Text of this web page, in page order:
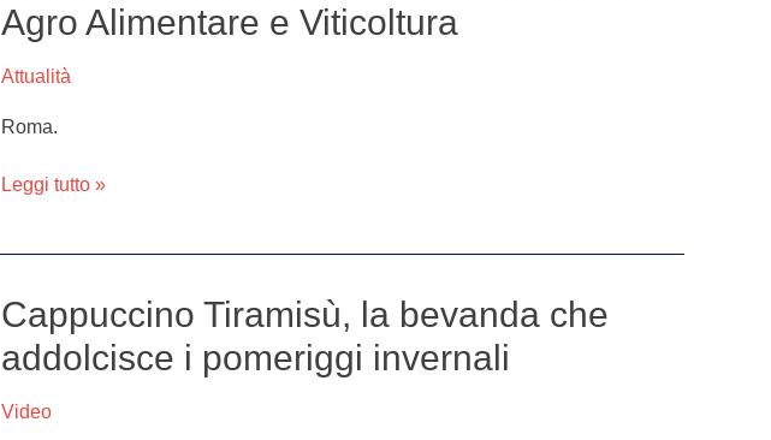
Agro Alimentare e Viticoltura
Attualità
Roma.
Professionisti:
giuglianese
Pianese
Agro
Leggi tutto »
Cappuccino Tiramisù, la bevanda che
addolcisce i pomeriggi invernali
Video
Cappuccino
Tiramisù,
la
che